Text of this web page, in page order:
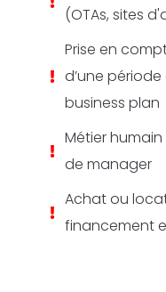
(OTAs, sites
Prise en
d’une
business plan
Métier
de manager
Achat ou
financement